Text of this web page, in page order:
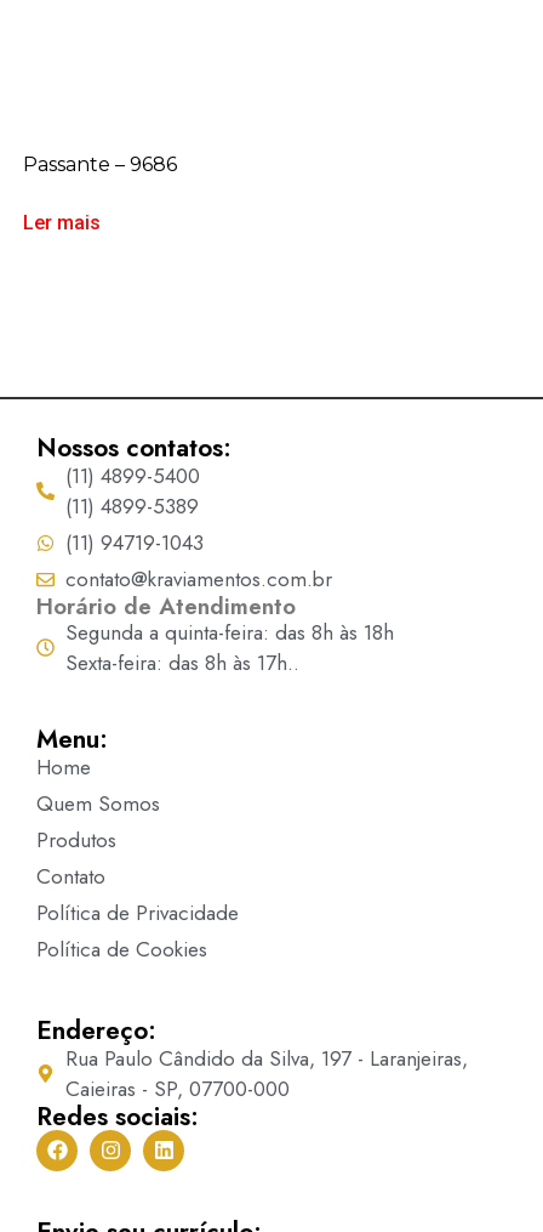
Passante – 9686
Ler mais
Nossos contatos:
(11) 4899-5400
(11) 4899-5389
(11) 94719-1043
contato@kraviamentos.com.br
Horário de Atendimento
Segunda a quinta-feira: das 8h às 18h
Sexta-feira: das 8h às 17h..
Menu:
Home
Quem Somos
Produtos
Contato
Política de Privacidade
Política de Cookies
Endereço:
Rua Paulo Cândido da Silva, 197 - Laranjeiras,
Caieiras - SP, 07700-000
Redes sociais: